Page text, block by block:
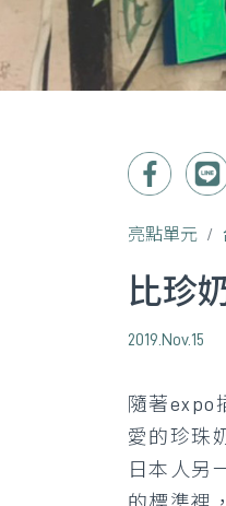
亮點單元
比珍
2019.Nov.15
隨著expo
愛的珍珠
日本人另